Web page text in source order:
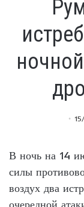
В ночь на 14
силы
воздух два
очередной